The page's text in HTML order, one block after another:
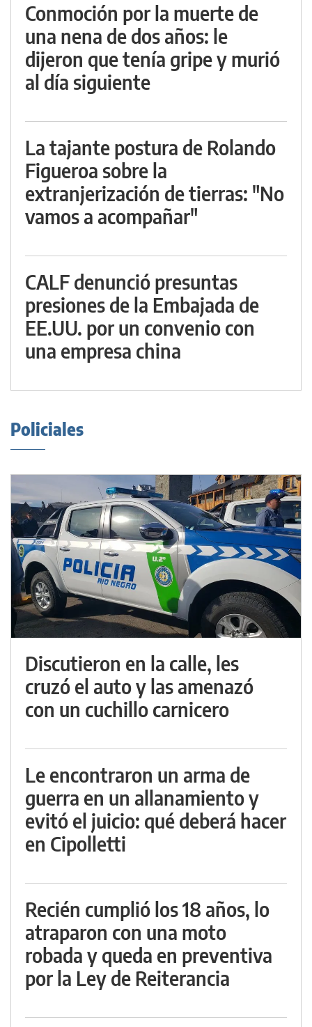
Conmoción por la muerte de
una nena de dos años: le
dijeron que tenía gripe y murió
al día siguiente
La tajante postura de Rolando
Figueroa sobre la
extranjerización de tierras: "No
vamos a acompañar"
CALF denunció presuntas
presiones de la Embajada de
EE.UU. por un convenio con
una empresa china
Policiales
Discutieron en la calle, les
cruzó el auto y las amenazó
con un cuchillo carnicero
Le encontraron un arma de
guerra en un allanamiento y
evitó el juicio: qué deberá hacer
en Cipolletti
Recién cumplió los 18 años, lo
atraparon con una moto
robada y queda en preventiva
por la Ley de Reiterancia